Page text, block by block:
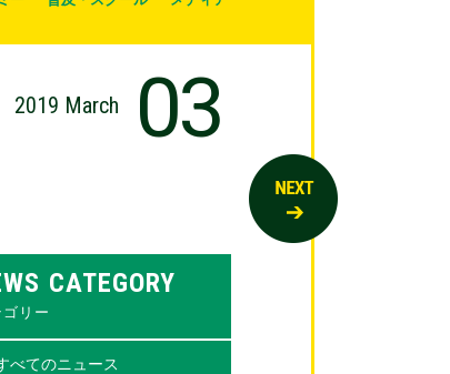
2019 March 03
CATEGORY
ゴリー
べてのニュース